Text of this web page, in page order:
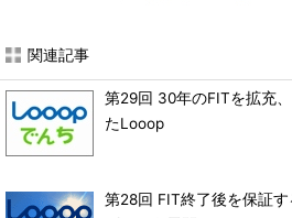
関連記事
第29回 30年のFITを拡充
たLooop
第28回 FIT終了後を保証